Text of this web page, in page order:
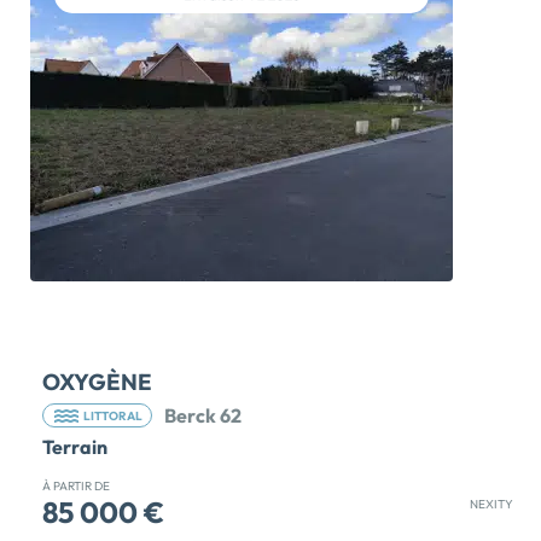
d'une résidence neuve, sécurisée et conforme aux
dernières normes énergétiques. Cet appartement 3
pièces de 64 m2, situé en rez-de-chaussée, offre des
prestations soignées : entrée, cuisine ouverte sur
séjour, chambres confortables, salle de bains, WC
séparé, terrasse privative et place de parking. Un
cadre idéal, entre confort, […] Voir le programme
immobilier neuf >>
OXYGÈNE
LITTORAL
Berck 62
Terrain
À PARTIR DE
85 000 € NEXITY